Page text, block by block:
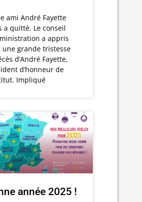
ami André Fayette
a quitté. Le conseil
a appris
une grande tristesse
d’André Fayette,
d’honneur de
Impliqué
année 2025 !